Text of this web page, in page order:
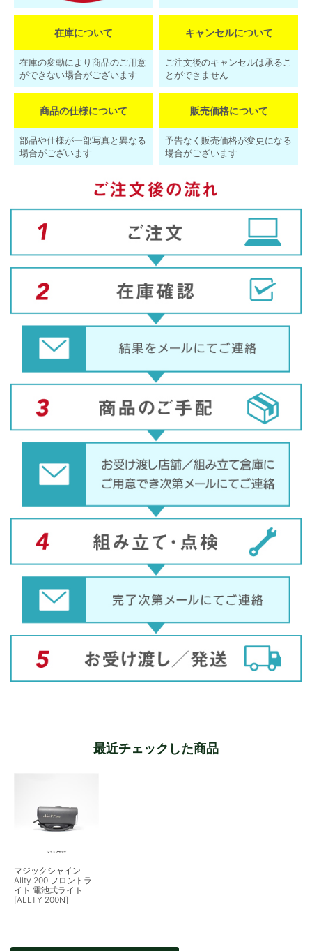
在庫について
在庫の変動により商品のご用意
ができない場合がございます
キャンセルについて
ご注文後のキャンセルは承るこ
とができません
商品の仕様について
部品や仕様が一部写真と異なる
場合がございます
販売価格について
予告なく販売価格が変更になる
場合がございます
最近チェックした商品
マジックシャイン
Allty 200 フロントラ
イト 電池式ライト
[ALLTY 200N]